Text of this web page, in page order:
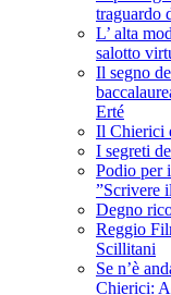
traguardo
L’ alta
salotto
Il segno
Erté
Il Chierici
I segreti
Podio per
”Scrivere
Degno
Reggio
Scillitani
Se n’è
Chierici: